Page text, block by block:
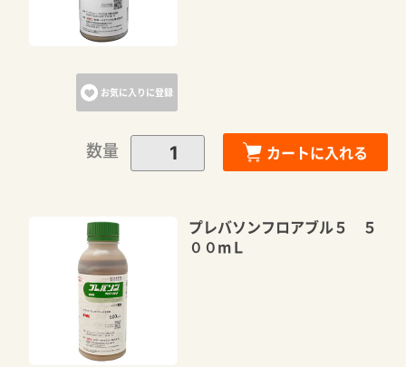
お気に入りに登録
数量 カートに入れる
プレバソンフロアブル５ ５
００mＬ